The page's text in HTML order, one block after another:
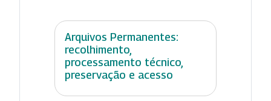
Arquivos Permanentes:
recolhimento,
processamento técnico,
preservação e acesso